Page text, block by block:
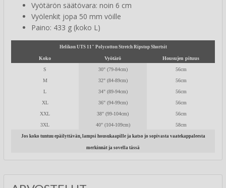
Vyötärön säätövara: noin 6 cm
Vyölenkit jopa 50 mm vöille
Paino: 433 g (koko L)
Helikon UTS 11" Polycotton Stretch Ripstop Shortsit
Koko Vyötärö
Housujen pituus
S
30" (79-84cm)
56cm
M
32" (84-89cm)
56cm
L
34" (89-94cm)
56cm
XL
36" (94-99cm)
56cm
XXL
38" (99-104cm)
56cm
3XL
40" (104-109cm) 58cm
Jos koko tuntuu epäilyttävän, lampsi housukaapille ja katso jo sopivasta vaatekappaleesta
merkinnät ja sovella tässä